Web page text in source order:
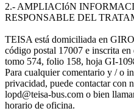
2.- AMPLIACIóN
RESPONSABLE DEL
TEISA está domiciliada en
código postal 17007 e inscrita
tomo 574, folio 158, hoja GI-
Para cualquier comentario y / o
privacidad, puede contactar con
lopd@teisa-bus.com o bien
horario de oficina.